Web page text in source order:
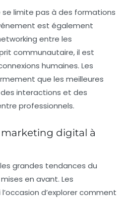
se limite pas à des formations
est également
entre les
communautaire, il est
humaines. Les
que les meilleures
interactions et des
professionnels.
digital à
grandes tendances du
en avant. Les
d’explorer comment